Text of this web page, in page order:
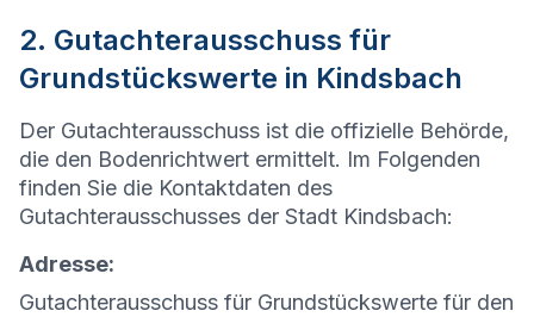
2. Gutachterausschuss für
Grundstückswerte in Kindsbach
Der Gutachterausschuss ist die offizielle Behörde,
die den Bodenrichtwert ermittelt. Im Folgenden
finden Sie die Kontaktdaten des
Gutachterausschusses der Stadt Kindsbach:
Adresse:
Gutachterausschuss für Grundstückswerte für den